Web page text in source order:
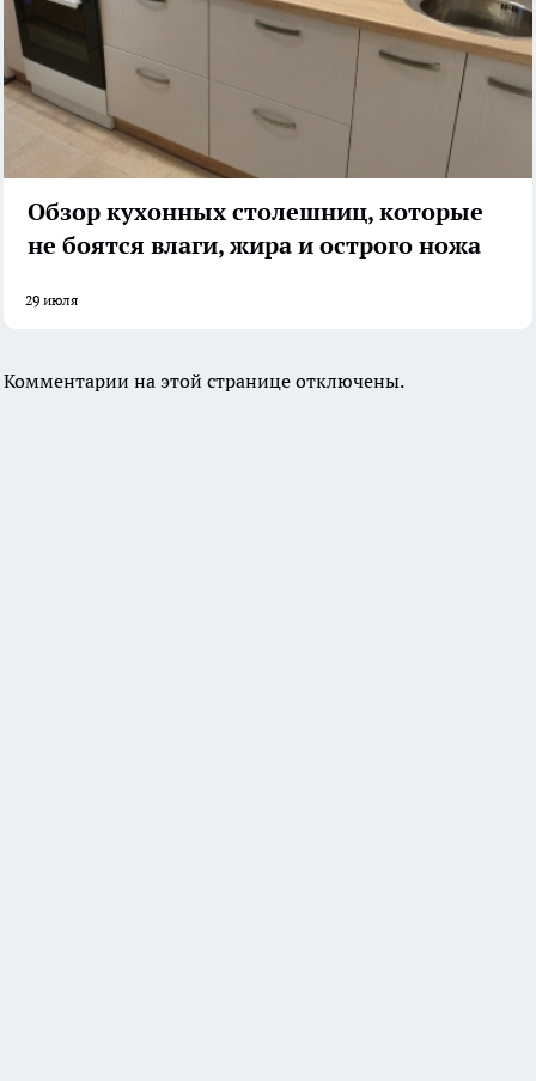
Обзор кухонных столешниц, которые
не боятся влаги, жира и острого ножа
29 июля
Комментарии на этой странице отключены.